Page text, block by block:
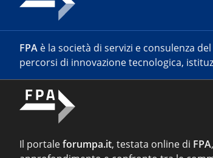
FPA è la società di servizi e consulenza del
percorsi di innovazione tecnologica,
Il portaleforumpa.it, testata online di FPA